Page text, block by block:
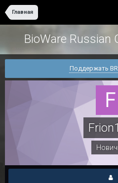
Главная
BioWare Russian
Поддержать